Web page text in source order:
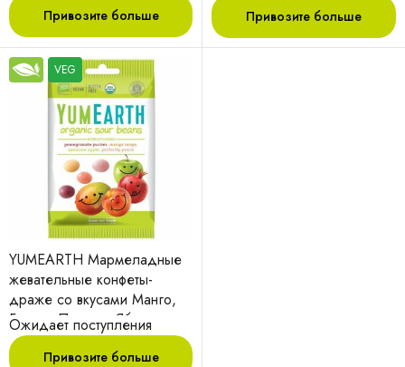
Привозите больше Привозите больше
VEG
YUMEARTH Мармеладные
жевательные конфеты-
драже со вкусами Манго,
Гранат, Персик, Яблоко
ORGANIC 50 г
Ожидает поступления
Привозите больше